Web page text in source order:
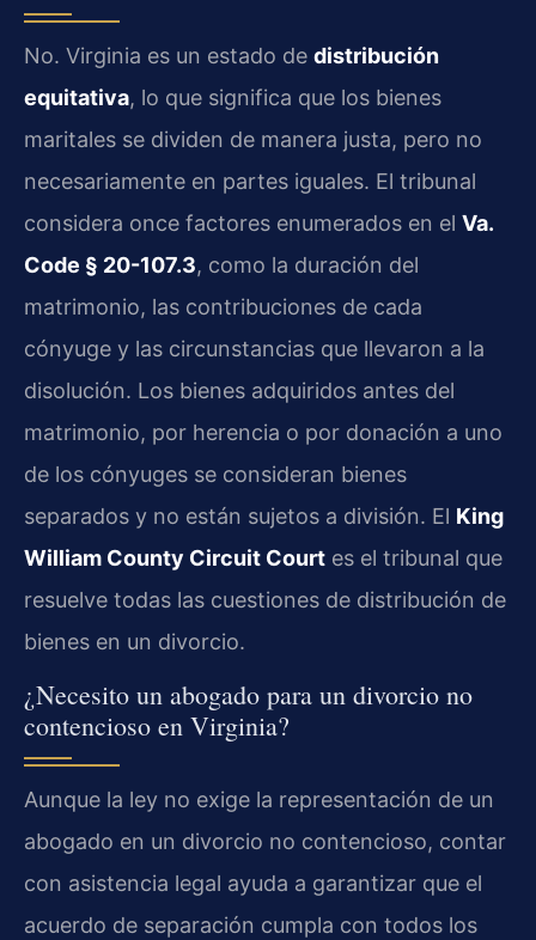
No. Virginia es un estado de distribución
equitativa, lo que significa que los bienes
maritales se dividen de manera justa, pero no
necesariamente en partes iguales. El tribunal
considera once factores enumerados en el Va.
Code § 20-107.3, como la duración del
matrimonio, las contribuciones de cada
cónyuge y las circunstancias que llevaron a la
disolución. Los bienes adquiridos antes del
matrimonio, por herencia o por donación a uno
de los cónyuges se consideran bienes
separados y no están sujetos a división. El King
William County Circuit Court es el tribunal que
resuelve todas las cuestiones de distribución de
bienes en un divorcio.
¿Necesito un abogado para un divorcio no
contencioso en Virginia?
Aunque la ley no exige la representación de un
abogado en un divorcio no contencioso, contar
con asistencia legal ayuda a garantizar que el
acuerdo de separación cumpla con todos los